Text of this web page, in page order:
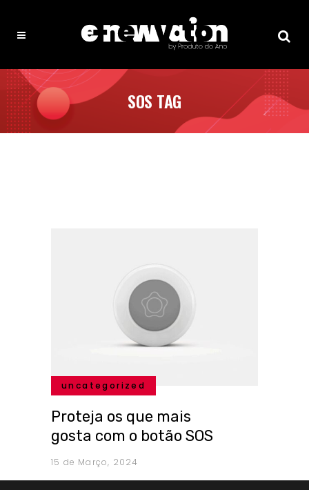
SOS TAG
uncategorized
Proteja os que mais
gosta com o botão SOS
15 de Março, 2024